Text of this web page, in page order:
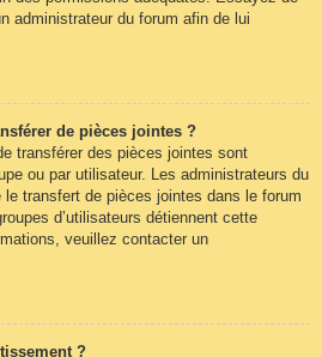
administrateur du forum afin de lui
de pièces jointes ?
transférer des pièces jointes sont
ou par utilisateur. Les administrateurs du
transfert de pièces jointes dans le forum
d’utilisateurs détiennent cette
veuillez contacter un
?